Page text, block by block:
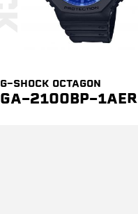
G-SHOCK OCTAGON
GA-2100BP-1AER